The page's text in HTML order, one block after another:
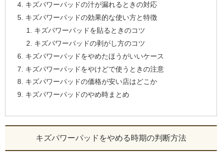
キズパワーパッドの汁が漏れるときの対応
キズパワーパッドの効果的な使い方と特徴
キズパワーパッドを貼るときのコツ
キズパワーパッドの剥がし方のコツ
キズパワーパッドをやめたほうがいいケース
キズパワーパッドをやけどで使うときの注意
キズパワーパッドの価格が安い店はどこか
キズパワーパッドのやめ時まとめ
キズパワーパッドをやめる時期の判断方法